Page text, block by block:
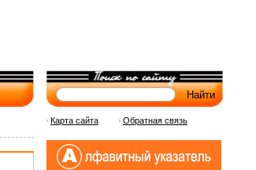
Карта сайта Обратная связь